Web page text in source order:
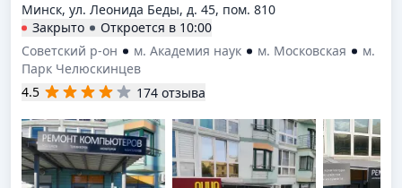
Минск, ул. Леонида Беды, д. 45, пом. 810
Закрыто
Откроется в 10:00
Советский р-он
м. Академия наук м. Московская
м.
Парк Челюскинцев
4.5
174 отзыва